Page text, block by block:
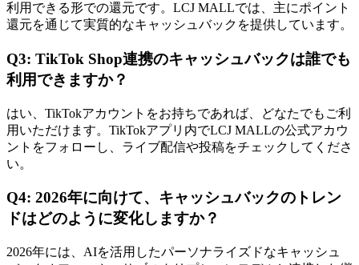
利用できる形での還元です。LCJ MALLでは、主にポイント
還元を通じて実質的なキャッシュバックを提供しています。
Q3: TikTok Shop連携のキャッシュバックは誰でも
利用できますか？
はい、TikTokアカウントをお持ちであれば、どなたでもご利
用いただけます。TikTokアプリ内でLCJ MALLの公式アカウ
ントをフォローし、ライブ配信や投稿をチェックしてくださ
い。
Q4: 2026年に向けて、キャッシュバックのトレン
ドはどのように変化しますか？
2026年には、AIを活用したパーソナライズドなキャッシュ